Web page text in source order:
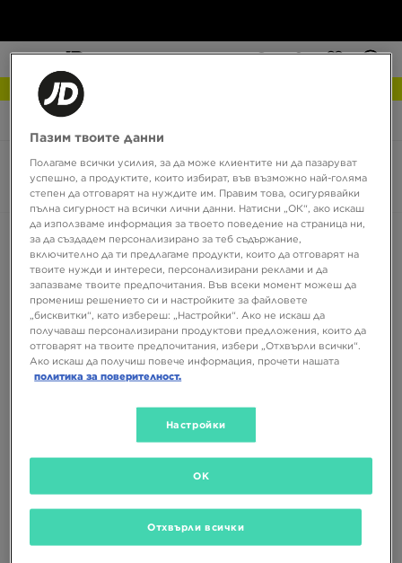
Asics Gel Nimbus
0 продукта
Сортирай:Препоръчани Филтрирай
Няма продукти за показване
Промени критериите за търсене
изтрий избраните филтри
Пазим твоите данни
Полагаме всички усилия, за да може клиентите ни да пазаруват
успешно, а продуктите, които избират, във възможно най-голяма
степен да отговарят на нуждите им. Правим това, осигурявайки
пълна сигурност на всички лични данни. Натисни „ОК“, ако искаш
да използваме информация за твоето поведение на страница ни,
за да създадем персонализирано за теб съдържание,
включително да ти предлагаме продукти, които да отговарят на
твоите нужди и интереси, персонализирани реклами и да
запазваме твоите предпочитания. Във всеки момент можеш да
промениш решението си и настройките за файловете
„бисквитки“, като избереш: „Настройки“. Ако не искаш да
получаваш персонализирани продуктови предложения, които да
отговарят на твоите предпочитания, избери „Отхвърли всички“.
Ако искаш да получиш повече информация, прочети нашата
политика за поверителност.
Настройки
Отхвърли всички
OK